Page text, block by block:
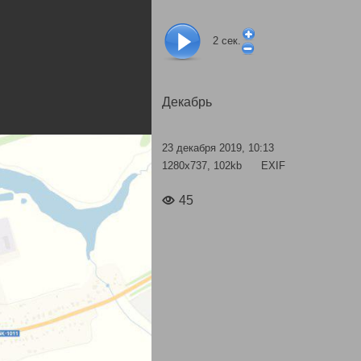
2 сек.
Декабрь
23 декабря 2019, 10:13
1280x737, 102kb
EXIF
45